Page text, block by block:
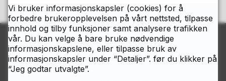
Vi bruker informasjonskapsler (cookies) for å
forbedre brukeropplevelsen på vårt nettsted, tilpasse
innhold og tilby funksjoner samt analysere trafikken
vår. Du kan velge å bare bruke nødvendige
informasjonskapslene, eller tilpasse bruk av
informasjonskapsler under “Detaljer”. før du klikker på
“Jeg godtar utvalgte”.